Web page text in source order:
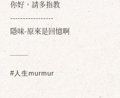
你好，請多指教
-----------------
隱味-原來是回憶啊
#人生murmur